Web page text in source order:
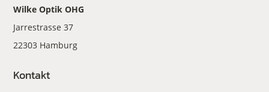
Wilke Optik OHG
Jarrestrasse 37
22303 Hamburg
Kontakt